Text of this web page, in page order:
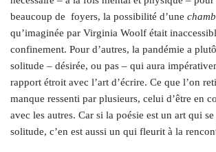
beaucoup de foyers, la possibilité d’une
qu’imaginée par Virginia Woolf était
confinement. Pour d’autres, la pandémie a
solitude – désirée, ou pas – qui aura
rapport étroit avec l’art d’écrire. Ce que l’on
manque ressenti par plusieurs, celui d’être en
avec les autres. Car si la poésie est un art qui
solitude, c’en est aussi un qui fleurit à la